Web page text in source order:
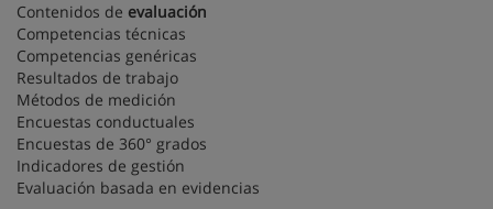
Contenidos de evaluación
Competencias técnicas
Competencias genéricas
Resultados de trabajo
Métodos de medición
Encuestas conductuales
Encuestas de 360° grados
Indicadores de gestión
Evaluación basada en evidencias